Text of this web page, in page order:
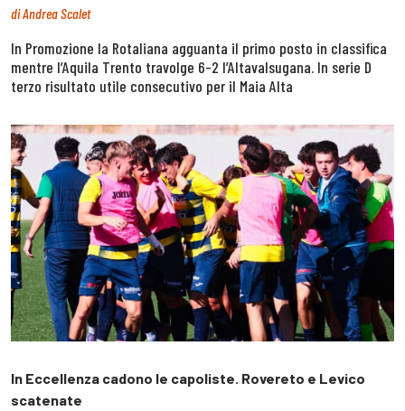
diAndrea Scalet
In Promozione la Rotaliana agguanta il primo posto in classifica
mentre l’Aquila Trento travolge 6-2 l’Altavalsugana. In serie D
terzo risultato utile consecutivo per il Maia Alta
In Eccellenza cadono le capoliste. Rovereto e Levico
scatenate